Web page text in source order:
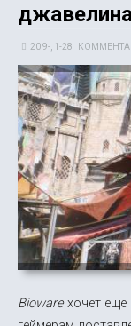
20 9-, 1-28
Biowareхочет ещё